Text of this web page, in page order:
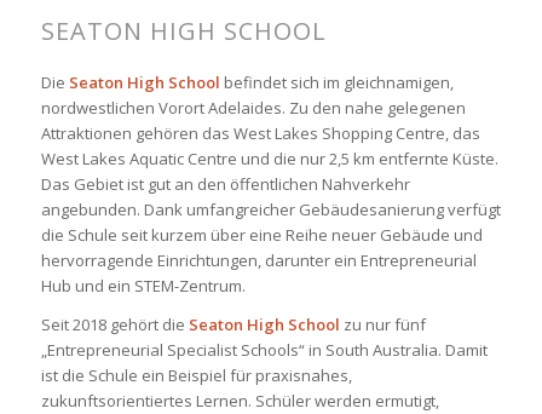
SEATON HIGH SCHOOL
Die Seaton High School befindet sich im gleichnamigen,
nordwestlichen Vorort Adelaides. Zu den nahe gelegenen
Attraktionen gehören das West Lakes Shopping Centre, das
West Lakes Aquatic Centre und die nur 2,5 km entfernte Küste.
Das Gebiet ist gut an den öffentlichen Nahverkehr
angebunden. Dank umfangreicher Gebäudesanierung verfügt
die Schule seit kurzem über eine Reihe neuer Gebäude und
hervorragende Einrichtungen, darunter ein Entrepreneurial
Hub und ein STEM-Zentrum.
Seit 2018 gehört die Seaton High School zu nur fünf
„Entrepreneurial Specialist Schools“ in South Australia. Damit
ist die Schule ein Beispiel für praxisnahes,
zukunftsorientiertes Lernen. Schüler werden ermutigt,